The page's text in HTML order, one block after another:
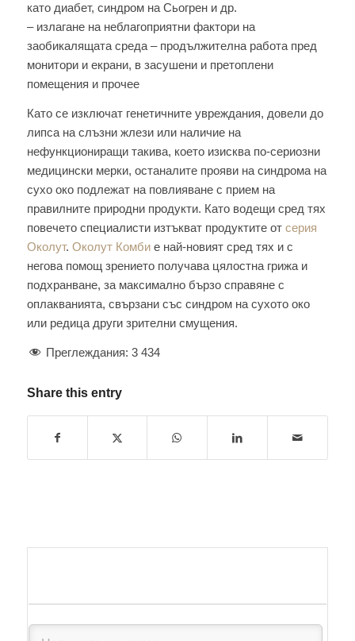
като диабет, синдром на Сьогрен и др.
– излагане на неблагоприятни фактори на
заобикалящата среда – продължителна работа пред
монитори и екрани, в засушени и претоплени
помещения и прочее
Като се изключат генетичните увреждания, довели до
липса на слъзни жлези или наличие на
нефункциониращи такива, което изисква по-сериозни
медицински мерки, останалите прояви на синдрома на
сухо око подлежат на повлияване с прием на
правилните природни продукти. Като водещи сред тях
повечето специалисти изтъкват продуктите от серия
Околут. Околут Комбие най-новият сред тях и с
негова помощ зрението получава цялостна грижа и
подхранване, за максимално бързо справяне с
оплакванията, свързани със синдром на сухото око
или редица други зрителни смущения.
Преглеждания: 3 434
Share this entry